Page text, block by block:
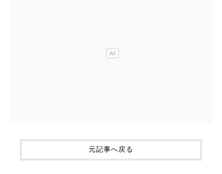
元記事へ戻る